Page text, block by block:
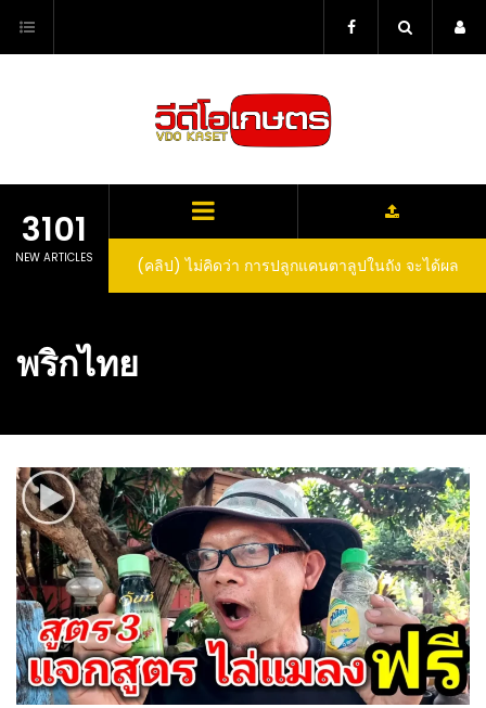
content
3101
NEW ARTICLES
(คลิป) ไม่คิดว่า การปลูกแคนตาลูปในถัง จะได้ผล
ลูกโตและหวานขนาดนี้ I didn’t expect that
(คลิป) วิธีทำไวน์สับปะรด Pineapple Wine
พริกไทย